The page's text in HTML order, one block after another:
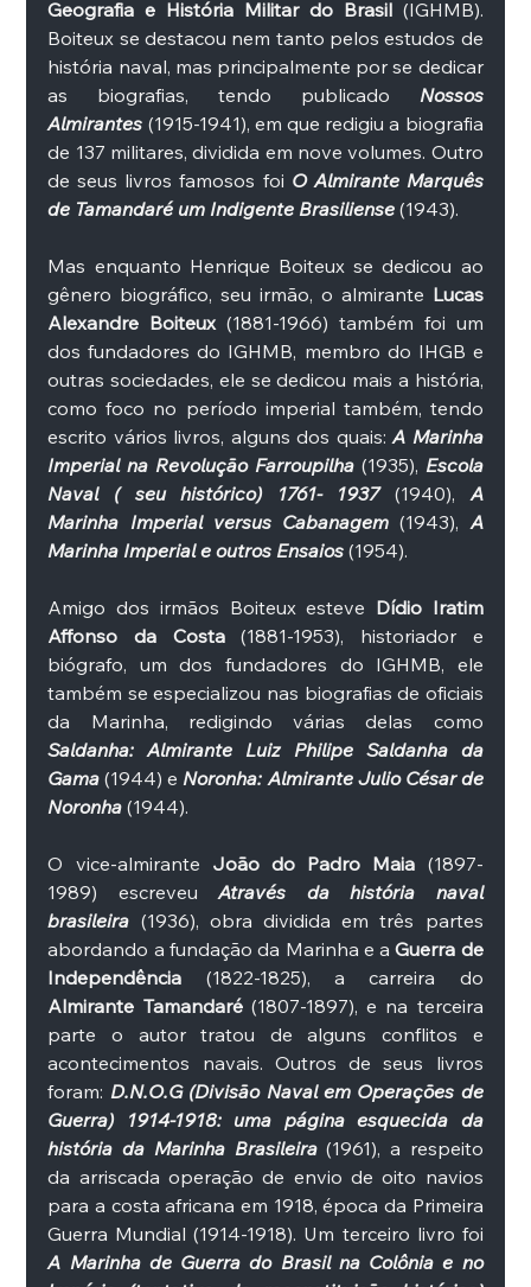
Geografia e História Militar do Brasil (IGHMB).
Boiteux se destacou nem tanto pelos estudos de
história naval, mas principalmente por se dedicar
as biografias, tendo publicado Nossos
Almirantes (1915-1941), em que redigiu a biografia
de 137 militares, dividida em nove volumes. Outro
de seus livros famosos foi O Almirante Marquês
de Tamandaré um Indigente Brasiliense (1943).
Mas enquanto Henrique Boiteux se dedicou ao
gênero biográfico, seu irmão, o almirante Lucas
Alexandre Boiteux (1881-1966) também foi um
dos fundadores do IGHMB, membro do IHGB e
outras sociedades, ele se dedicou mais a história,
como foco no período imperial também, tendo
escrito vários livros, alguns dos quais: A Marinha
Imperial na Revolução Farroupilha (1935), Escola
Naval ( seu histórico) 1761- 1937 (1940), A
Marinha Imperial versus Cabanagem (1943), A
Marinha Imperial e outros Ensaios (1954).
Amigo dos irmãos Boiteux esteve Dídio Iratim
Affonso da Costa (1881-1953), historiador e
biógrafo, um dos fundadores do IGHMB, ele
também se especializou nas biografias de oficiais
Saldanha: Almirante Luiz Philipe Saldanha da
Gama (1944) e Noronha: Almirante Julio César de
Noronha (1944).
O vice-almirante João do Padro Maia (1897-
1989) escreveu Através da história naval
brasileira (1936), obra dividida em três partes
abordando a fundação da Marinha e a Guerra de
Independência
Almirante Tamandaré (1807-1897), e na terceira
parte o autor tratou de alguns conflitos e
acontecimentos navais. Outros de seus livros
foram: D.N.O.G (Divisão Naval em Operações de
Guerra) 1914-1918: uma página esquecida da
história da Marinha Brasileira (1961), a respeito
da arriscada operação de envio de oito navios
para a costa africana em 1918, época da Primeira
A Marinha de Guerra do Brasil na Colônia e no